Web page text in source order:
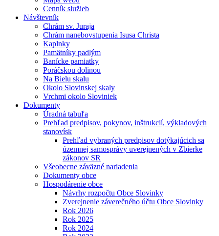
Cenník služieb
Návštevník
Chrám sv. Juraja
Chrám nanebovstupenia Isusa Christa
Kaplnky
Pamätníky padlým
Banícke pamiatky
Poráčskou dolinou
Na Bielu skalu
Okolo Slovinskej skaly
Vrchmi okolo Sloviniek
Dokumenty
Úradná tabuľa
Prehľad predpisov, pokynov, inštrukcií, výkladových
stanovísk
Prehľad vybraných predpisov dotýkajúcich sa
územnej samosprávy uverejnených v Zbierke
zákonov SR
Všeobecne záväzné nariadenia
Dokumenty obce
Hospodárenie obce
Návrhy rozpočtu Obce Slovinky
Zverejnenie záverečného účtu Obce Slovinky
Rok 2026
Rok 2025
Rok 2024